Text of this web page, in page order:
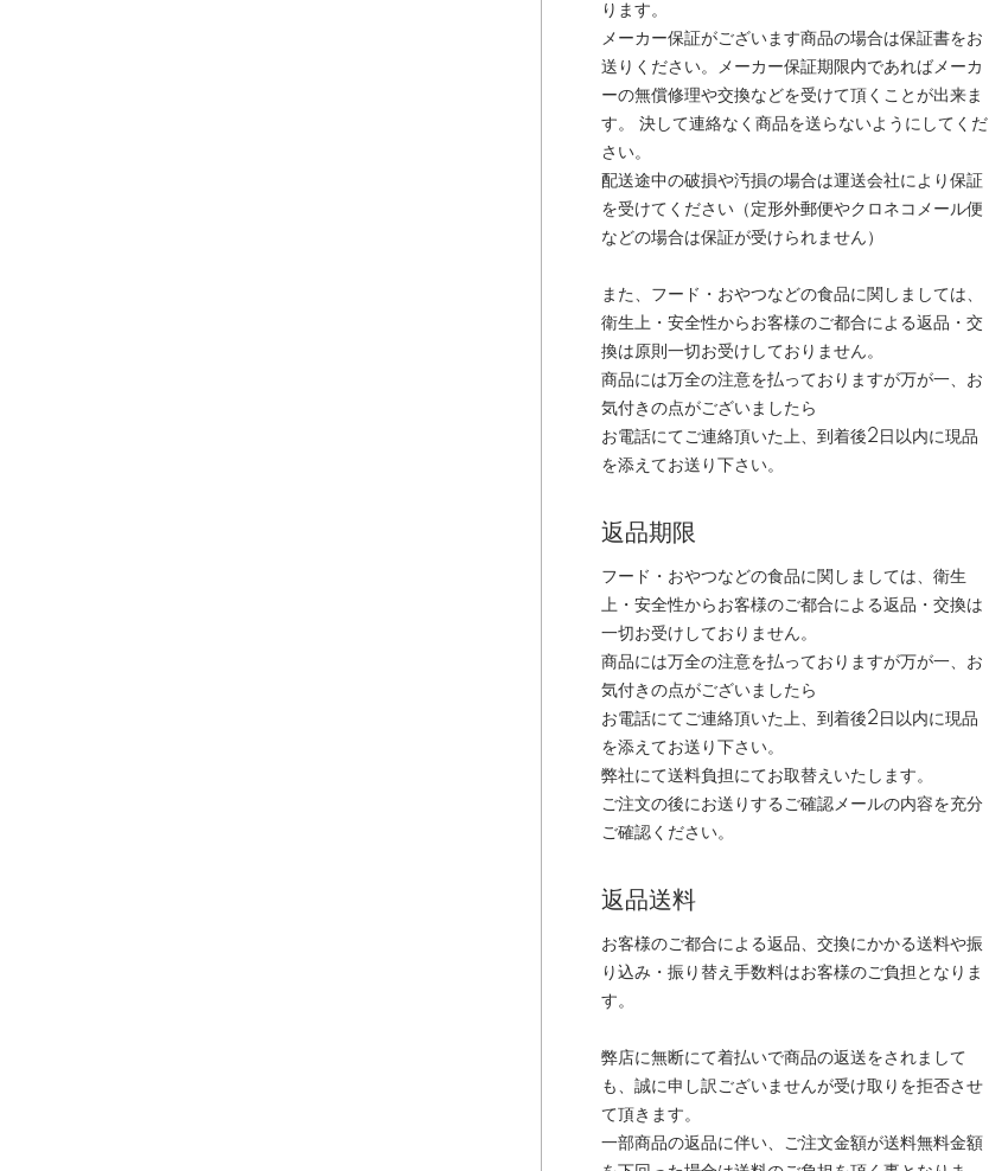
ります。
メーカー保証がございます商品の場合は保証書をお
送りください。メーカー保証期限内であればメーカ
ーの無償修理や交換などを受けて頂くことが出来ま
す。 決して連絡なく商品を送らないようにしてくだ
さい。
配送途中の破損や汚損の場合は運送会社により保証
を受けてください（定形外郵便やクロネコメール便
などの場合は保証が受けられません）
また、フード・おやつなどの食品に関しましては、
衛生上・安全性からお客様のご都合による返品・交
換は原則一切お受けしておりません。
商品には万全の注意を払っておりますが万が一、お
気付きの点がございましたら
お電話にてご連絡頂いた上、到着後2日以内に現品
を添えてお送り下さい。
返品期限
フード・おやつなどの食品に関しましては、衛生
上・安全性からお客様のご都合による返品・交換は
一切お受けしておりません。
商品には万全の注意を払っておりますが万が一、お
気付きの点がございましたら
お電話にてご連絡頂いた上、到着後2日以内に現品
を添えてお送り下さい。
弊社にて送料負担にてお取替えいたします。
ご注文の後にお送りするご確認メールの内容を充分
ご確認ください。
返品送料
お客様のご都合による返品、交換にかかる送料や振
り込み・振り替え手数料はお客様のご負担となりま
す。
弊店に無断にて着払いで商品の返送をされまして
も、誠に申し訳ございませんが受け取りを拒否させ
て頂きます。
一部商品の返品に伴い、ご注文金額が送料無料金額